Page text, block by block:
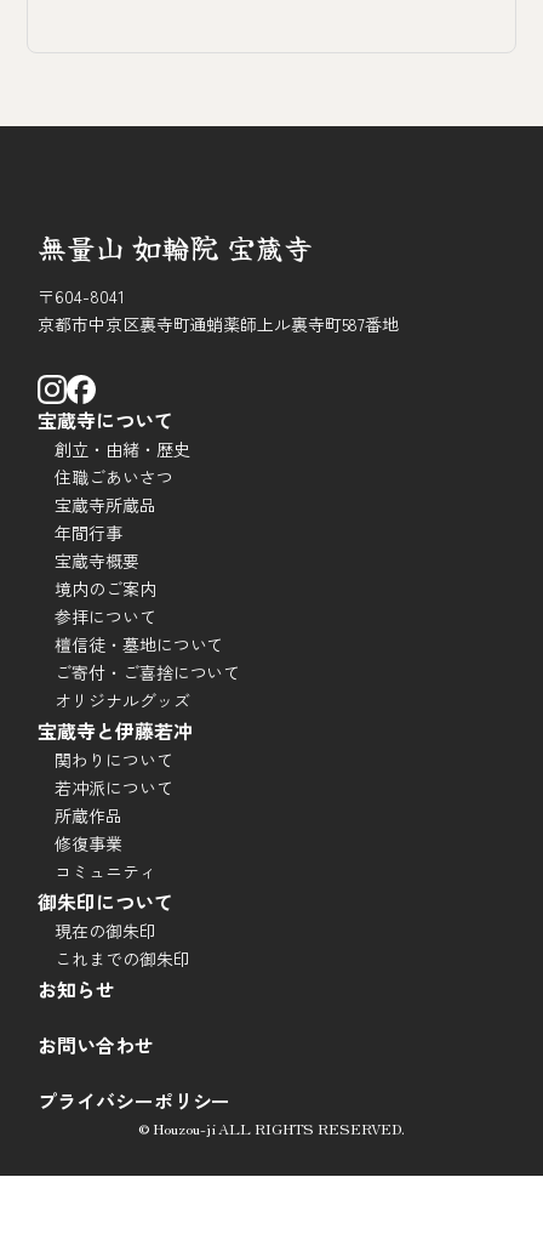
無量山 如輪院 宝蔵寺
〒604-8041
京都市中京区裏寺町通蛸薬師上ル裏寺町587番地
宝蔵寺について
創立・由緒・歴史
住職ごあいさつ
宝蔵寺所蔵品
年間行事
宝蔵寺概要
境内のご案内
参拝について
檀信徒・墓地について
ご寄付・ご喜捨について
オリジナルグッズ
宝蔵寺と伊藤若冲
関わりについて
若冲派について
所蔵作品
修復事業
コミュニティ
御朱印について
現在の御朱印
これまでの御朱印
お知らせ
お問い合わせ
プライバシーポリシー
© Houzou-ji ALL RIGHTS RESERVED.